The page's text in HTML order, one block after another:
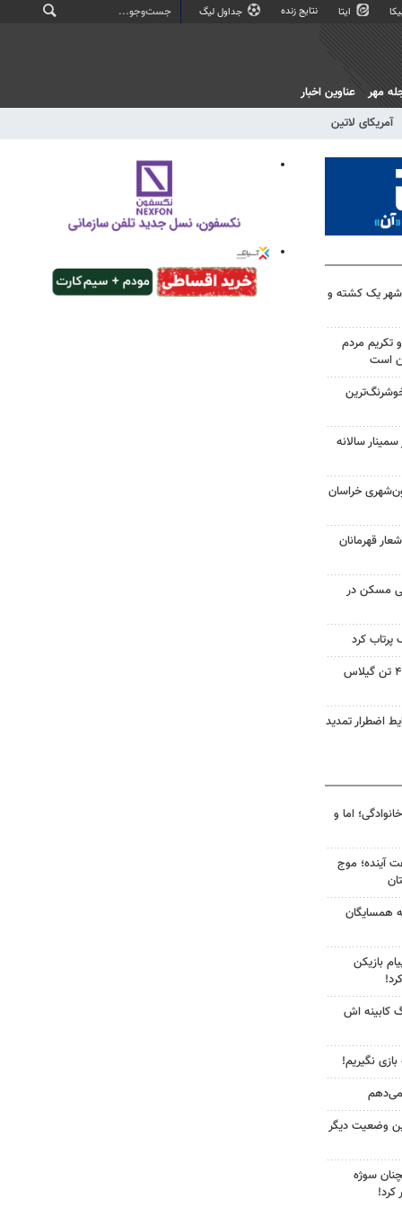
ایتا نتایج زنده جداول لیگ
آمریکای لاتین
مهر عناوین اخبار
یک کشته و
مردم
است
سالانه
خراسان
قهرمانان
ملی مسکن در
کرد
پیش بینی برداشت بیش از ۴۵۵ تن گیلاس
اضطرار تمدید
اما و
کشور در ۷۲ ساعت آینده؛ موج
همسایگان
بازیکن
کابینه اش
بازی نگیریم!
می‌دهم
وضعیت دیگر
سوژه
کرد!